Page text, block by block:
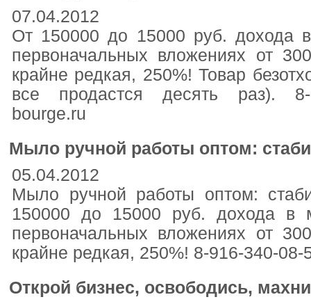
07.04.2012
От 150000 до 15000 руб. дохода
первоначальных вложениях от
крайне редкая, 250%! Товар
все продастся десять раз). 8-
bourge.ru
Мыло ручной работы оптом:
05.04.2012
Мыло ручной работы оптом:
150000 до 15000 руб. дохода в
первоначальных вложениях от
крайне редкая, 250%! 8-916-340-08-
Открой бизнес, освободись,